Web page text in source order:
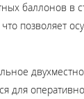
баллонов в
позволяет